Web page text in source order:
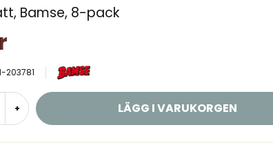
Bamse, 8-pack
203781
+ LÄGG I VARUKORGEN